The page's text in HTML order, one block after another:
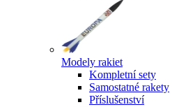
Modely rakiet
Kompletní sety
Samostatné rakety
Příslušenství